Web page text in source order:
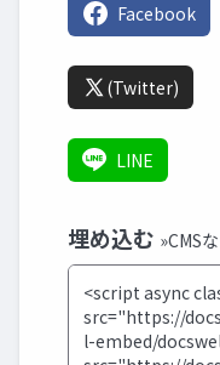
Facebook
(Twitter)
LINE
埋め込む »CMS